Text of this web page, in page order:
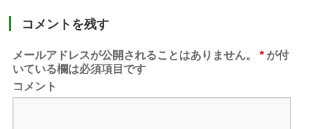
コメントを残す
メールアドレスが公開されることはありません。 * が付
いている欄は必須項目です
コメント